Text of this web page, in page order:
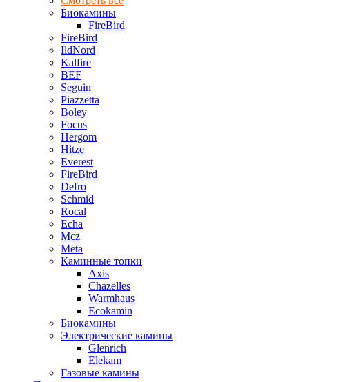
Биокамины
FireBird
FireBird
IldNord
Kalfire
BEF
Seguin
Piazzetta
Boley
Focus
Hergom
Hitze
Everest
FireBird
Defro
Schmid
Rocal
Echa
Mcz
Meta
Каминные топки
Axis
Chazelles
Warmhaus
Ecokamin
Биокамины
Электрические камины
Glenrich
Elekam
Газовые камины